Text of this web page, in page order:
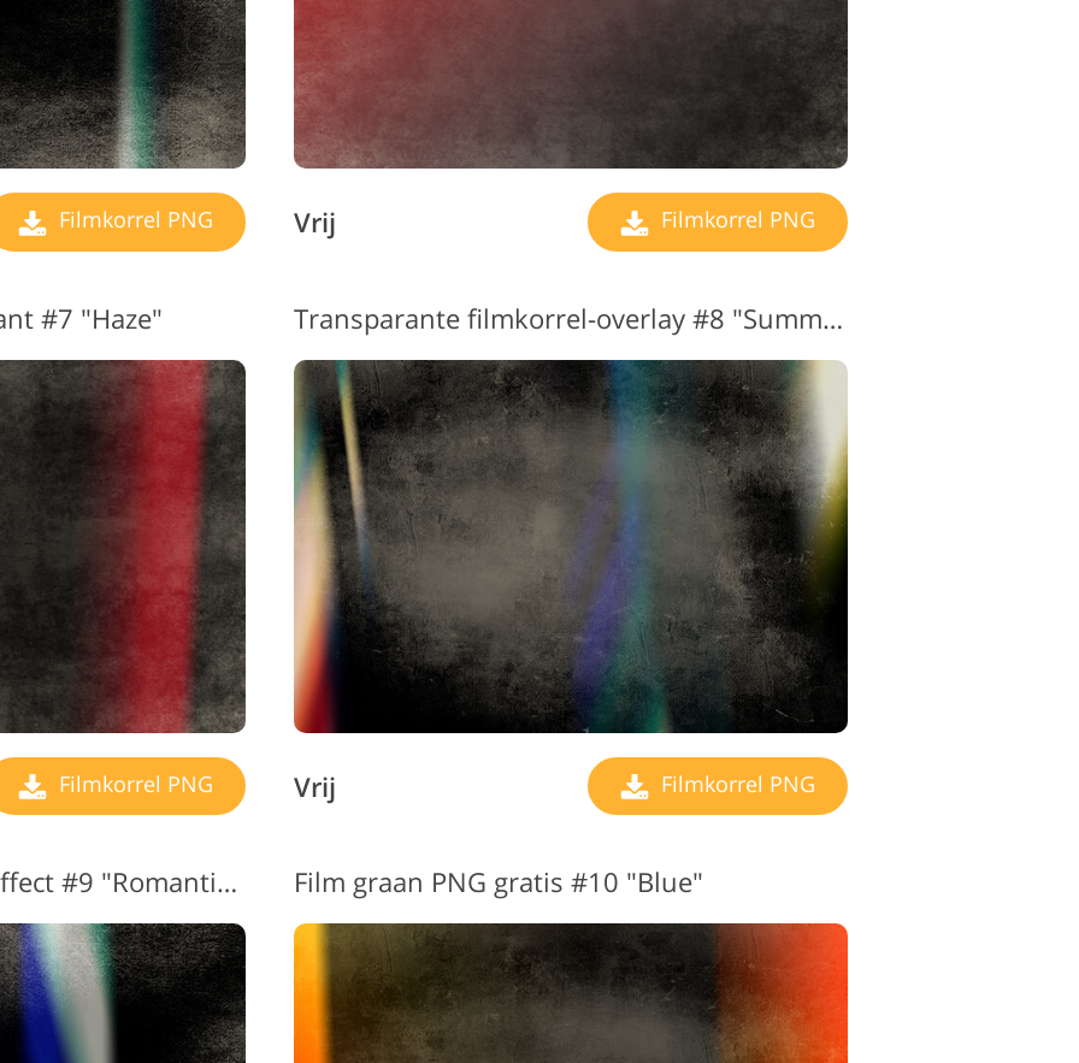
Filmkorrel PNG Vrij Filmkorrel PNG
#7 "Haze"
Filmkorrel PNG
Transparante filmkorrel-overlay #8 "Summer Adventure"
Vrij Filmkorrel PNG
Transparante filmkorreleffect #9 "Romantic Mood" Film graan PNG gratis #10 "Blue"